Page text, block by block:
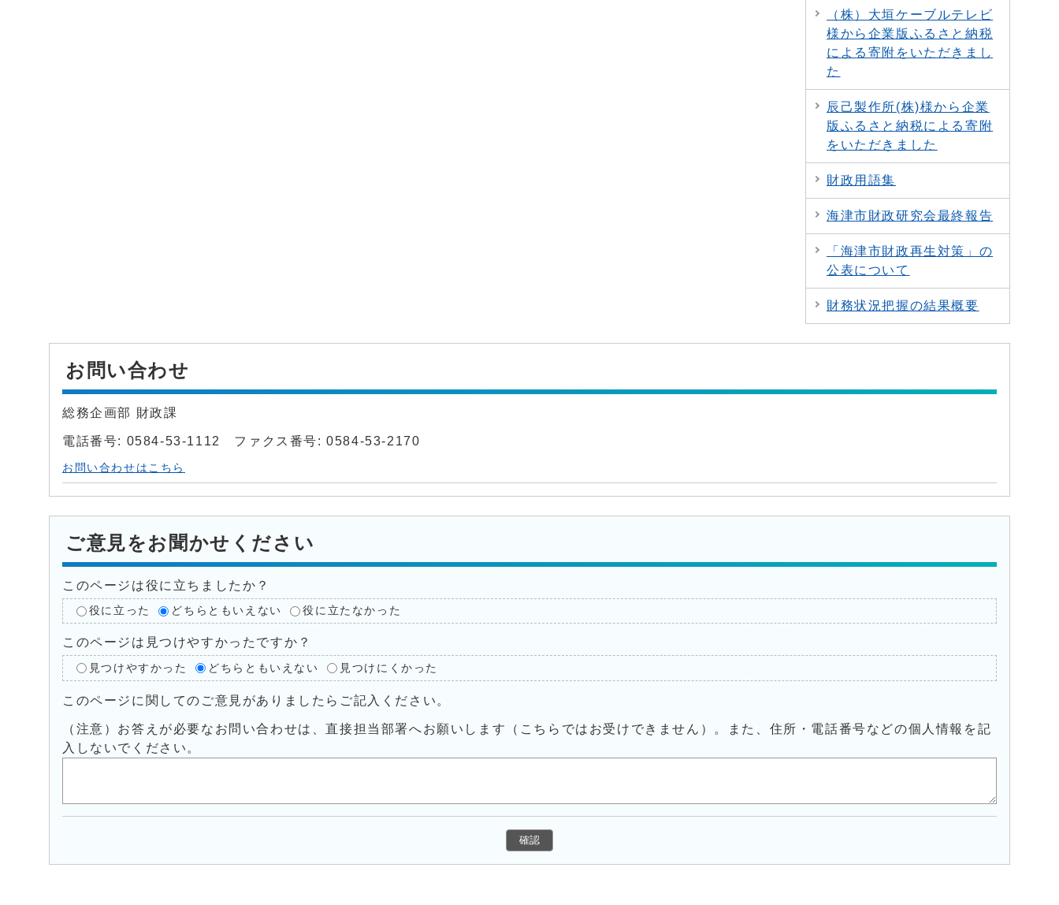
（株）大垣ケーブルテレビ
様から企業版ふるさと納税
による寄附をいただきまし
た
辰己製作所(株)様から企業
版ふるさと納税による寄附
をいただきました
財政用語集
海津市財政研究会最終報告
「海津市財政再生対策」の
公表について
財務状況把握の結果概要
お問い合わせ
総務企画部 財政課
電話番号: 0584-53-1112 ファクス番号: 0584-53-2170
お問い合わせはこちら
ご意見をお聞かせください
このページは役に立ちましたか？
役に立った どちらともいえない 役に立たなかった
このページは見つけやすかったですか？
見つけやすかった どちらともいえない 見つけにくかった
このページに関してのご意見がありましたらご記入ください。
（注意）お答えが必要なお問い合わせは、直接担当部署へお願いします（こちらではお受けできません）。また、住所・電話番号などの個人情報を記
入しないでください。